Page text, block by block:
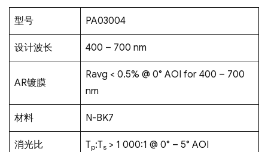
型号 PA03004
设计波长 400 – 700 nm
AR镀膜
Ravg < 0.5% @ 0° AOI for 400 – 700
nm
材料 N-BK7
消光比 Tp:Ts > 1 000:1 @ 0° – 5° AOI